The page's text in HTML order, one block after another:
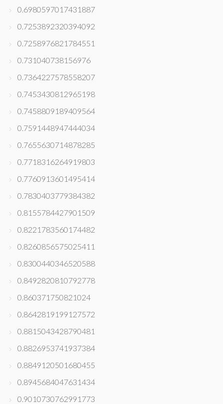
0.6980597017431887
0.7253892320394092
0.7258976821784551
0.731040738156976
0.7364227578558207
0.7453430812965198
0.7458809189409564
0.7591448947444034
0.7655630714878285
0.7718316264919803
0.7760913601495414
0.7830403779384382
0.8155784427901509
0.8221783560174482
0.8260856575025411
0.8300440346520588
0.8492820810792778
0.860371750821024
0.8642819199127572
0.8815043428790481
0.8826953741937384
0.8849120501680455
0.8945684047631434
0.9010730762991773